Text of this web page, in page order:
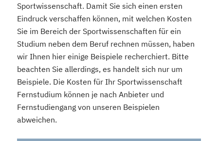
Sportwissenschaft. Damit Sie sich einen ersten
Eindruck verschaffen können, mit welchen Kosten
Sie im Bereich der Sportwissenschaften für ein
Studium neben dem Beruf rechnen müssen, haben
wir Ihnen hier einige Beispiele recherchiert. Bitte
beachten Sie allerdings, es handelt sich nur um
Beispiele. Die Kosten für Ihr Sportwissenschaft
Fernstudium können je nach Anbieter und
Fernstudiengang von unseren Beispielen
abweichen.